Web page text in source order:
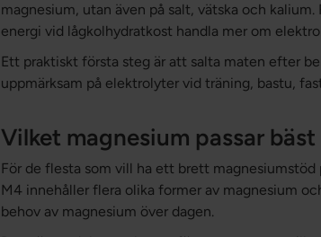
magnesium, utan även på salt, vätska och
energi vid lågkolhydratkost handla mer om
Ett praktiskt första steg är att salta maten efter
uppmärksam på elektrolyter vid träning, bastu,
Vilket magnesium passar
För de flesta som vill ha ett brett magnesiumstöd
M4 innehåller flera olika former av magnesium
behov av magnesium över dagen.